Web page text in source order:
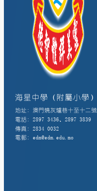
海星中學（附屬小學）
地址: 澳門燒灰爐巷十至十二號
電話: 2897 3436、2897 3839
傳真: 2834 0032
電郵: edm@edm.edu.mo